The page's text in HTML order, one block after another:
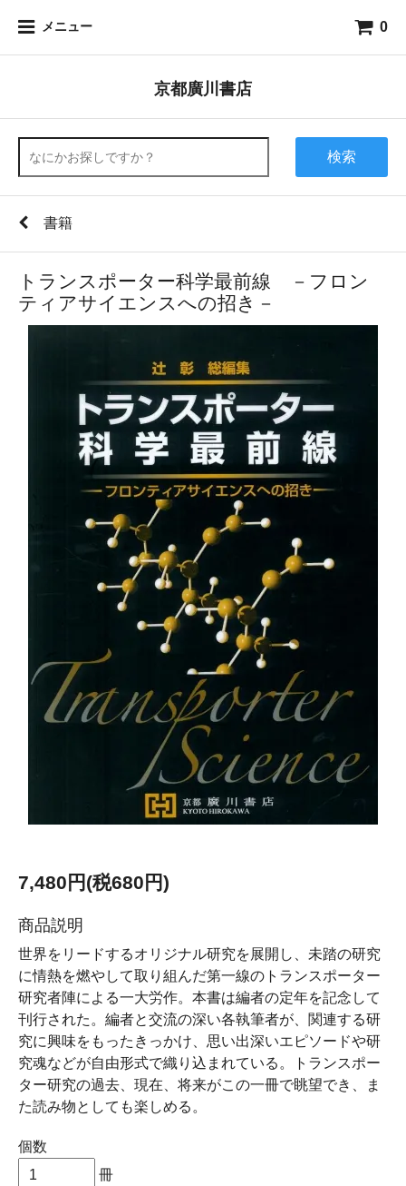
メニュー 0
京都廣川書店
検索
書籍
トランスポーター科学最前線 －フロン
ティアサイエンスへの招き－
7,480円(税680円)
商品説明
世界をリードするオリジナル研究を展開し、未踏の研究
に情熱を燃やして取り組んだ第一線のトランスポーター
研究者陣による一大労作。本書は編者の定年を記念して
刊行された。編者と交流の深い各執筆者が、関連する研
究に興味をもったきっかけ、思い出深いエピソードや研
究魂などが自由形式で織り込まれている。トランスポー
ター研究の過去、現在、将来がこの一冊で眺望でき、ま
た読み物としても楽しめる。
個数
冊